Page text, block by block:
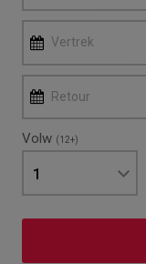
Vertrek
Retour
Volw (12+)
1